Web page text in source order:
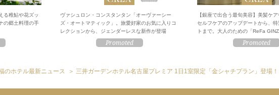
る稚鮎や花ズッ
の郷土料理の手
ヴァシュロン・コンスタンタン「オーヴァーシー
ズ・オートマティック」。旅愛好家のお気に入りコ
レクションから、ジェンダーレスな新作が登場
【銀座で出合う最旬美容】美髪ケ
セルフケアのアップデートから、
トまで。大人のための「ReFa
のホテル最新ニュース 三井ガーデンホテル名古屋プレミア 1日1室限定「金シャチプラン」登場！